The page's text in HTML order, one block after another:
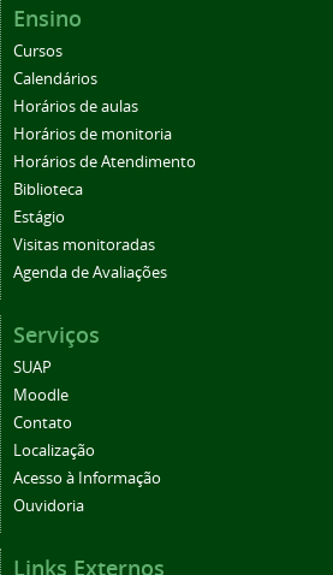
Ensino
Cursos
Calendários
Horários de aulas
Horários de monitoria
Horários de Atendimento
Biblioteca
Estágio
Visitas monitoradas
Agenda de Avaliações
Serviços
SUAP
Moodle
Contato
Localização
Acesso à Informação
Ouvidoria
Links Externos